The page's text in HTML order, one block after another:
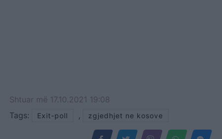
Shtuar më 17.10.2021 19:08
Tags:
Exit-poll , zgjedhjet ne kosove